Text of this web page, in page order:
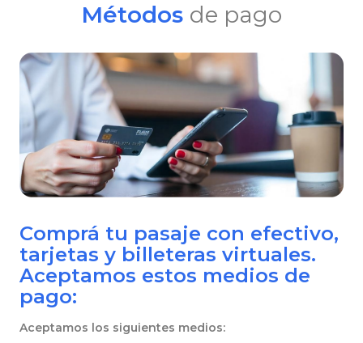
Métodos de pago
Comprá tu pasaje con efectivo,
tarjetas y billeteras virtuales.
Aceptamos estos medios de
pago:
Aceptamos los siguientes medios: